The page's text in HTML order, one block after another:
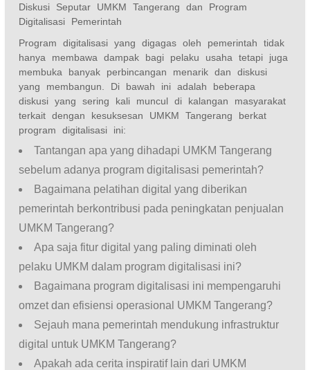
Diskusi Seputar UMKM Tangerang dan Program
Digitalisasi Pemerintah
Program digitalisasi yang digagas oleh pemerintah tidak
hanya membawa dampak bagi pelaku usaha tetapi juga
membuka banyak perbincangan menarik dan diskusi
yang membangun. Di bawah ini adalah beberapa
diskusi yang sering kali muncul di kalangan masyarakat
terkait dengan kesuksesan UMKM Tangerang berkat
program digitalisasi ini:
Tantangan apa yang dihadapi UMKM Tangerang
sebelum adanya program digitalisasi pemerintah?
Bagaimana pelatihan digital yang diberikan
pemerintah berkontribusi pada peningkatan penjualan
UMKM Tangerang?
Apa saja fitur digital yang paling diminati oleh
pelaku UMKM dalam program digitalisasi ini?
Bagaimana program digitalisasi ini mempengaruhi
omzet dan efisiensi operasional UMKM Tangerang?
Sejauh mana pemerintah mendukung infrastruktur
digital untuk UMKM Tangerang?
Apakah ada cerita inspiratif lain dari UMKM